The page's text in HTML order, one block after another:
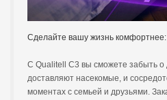
Сделайте вашу жизнь комфортнее:
С Qualitell C3 вы сможете забыть о
доставляют насекомые, и
моментах с семьей и друзьями.